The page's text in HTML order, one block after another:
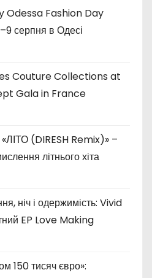
Odessa Fashion Day
серпня в Одесі
Couture Collections at
Gala in France
(DIRESH Remix)» –
літнього хіта
ніч і одержимість: Vivid
EP Love Making
150 тисяч євро»: